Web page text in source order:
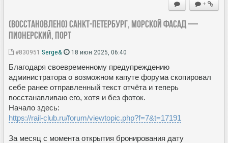
+
(восстановлено) Санкт-Петербург, Морской Фасад —
Пионерский, порт
#830951 Serge& 18 июн 2025, 06:40
Благодаря своевременному предупреждению
администратора о возможном капуте форума скопировал
себе ранее отправленный текст отчёта и теперь
восстанавливаю его, хотя и без фоток.
Начало здесь:
https://rail-club.ru/forum/viewtopic.php?f=7&t=17191
За месяц с момента открытия бронирования дату